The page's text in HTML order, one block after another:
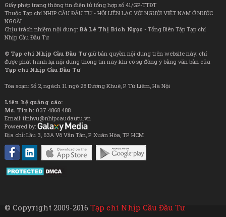
Giấy phép trang thông tin điện tử tổng hợp số 41/GP-TTĐT
Thuộc Tạp chí NHỊP CẦU ĐẦU TƯ - HỘI LIÊN LẠC VỚI NGƯỜI VIỆT NAM Ở NƯỚC
NGOÀI
Chịu trách nhiệm nội dung: Bà Lê Thị Bích Ngọc - Tổng Biên Tập Tạp chí
Nhịp Cầu Đầu Tư
© Tạp chí Nhịp Cầu Đầu Tưgiữ bản quyền nội dung trên website này; chỉ
được phát hành lại nội dung thông tin này khi có sự đồng ý bằng văn bản của
Tạp chí Nhịp Cầu Đầu Tư
Tòa soạn: Số 2, ngách 11 ngõ 28 Dương Khuê, P. Từ Liêm, Hà Nội
Liên hệ quảng cáo:
Ms. Tình: 037 4868 488
Email: tinhvu@nhipcaudautu.vn
Powered by:
Địa chỉ: Lầu 3, 63A Võ Văn Tần, P. Xuân Hòa, TP. HCM
© Copyright 2009-2016 Tạp chí Nhịp Cầu Đầu Tư